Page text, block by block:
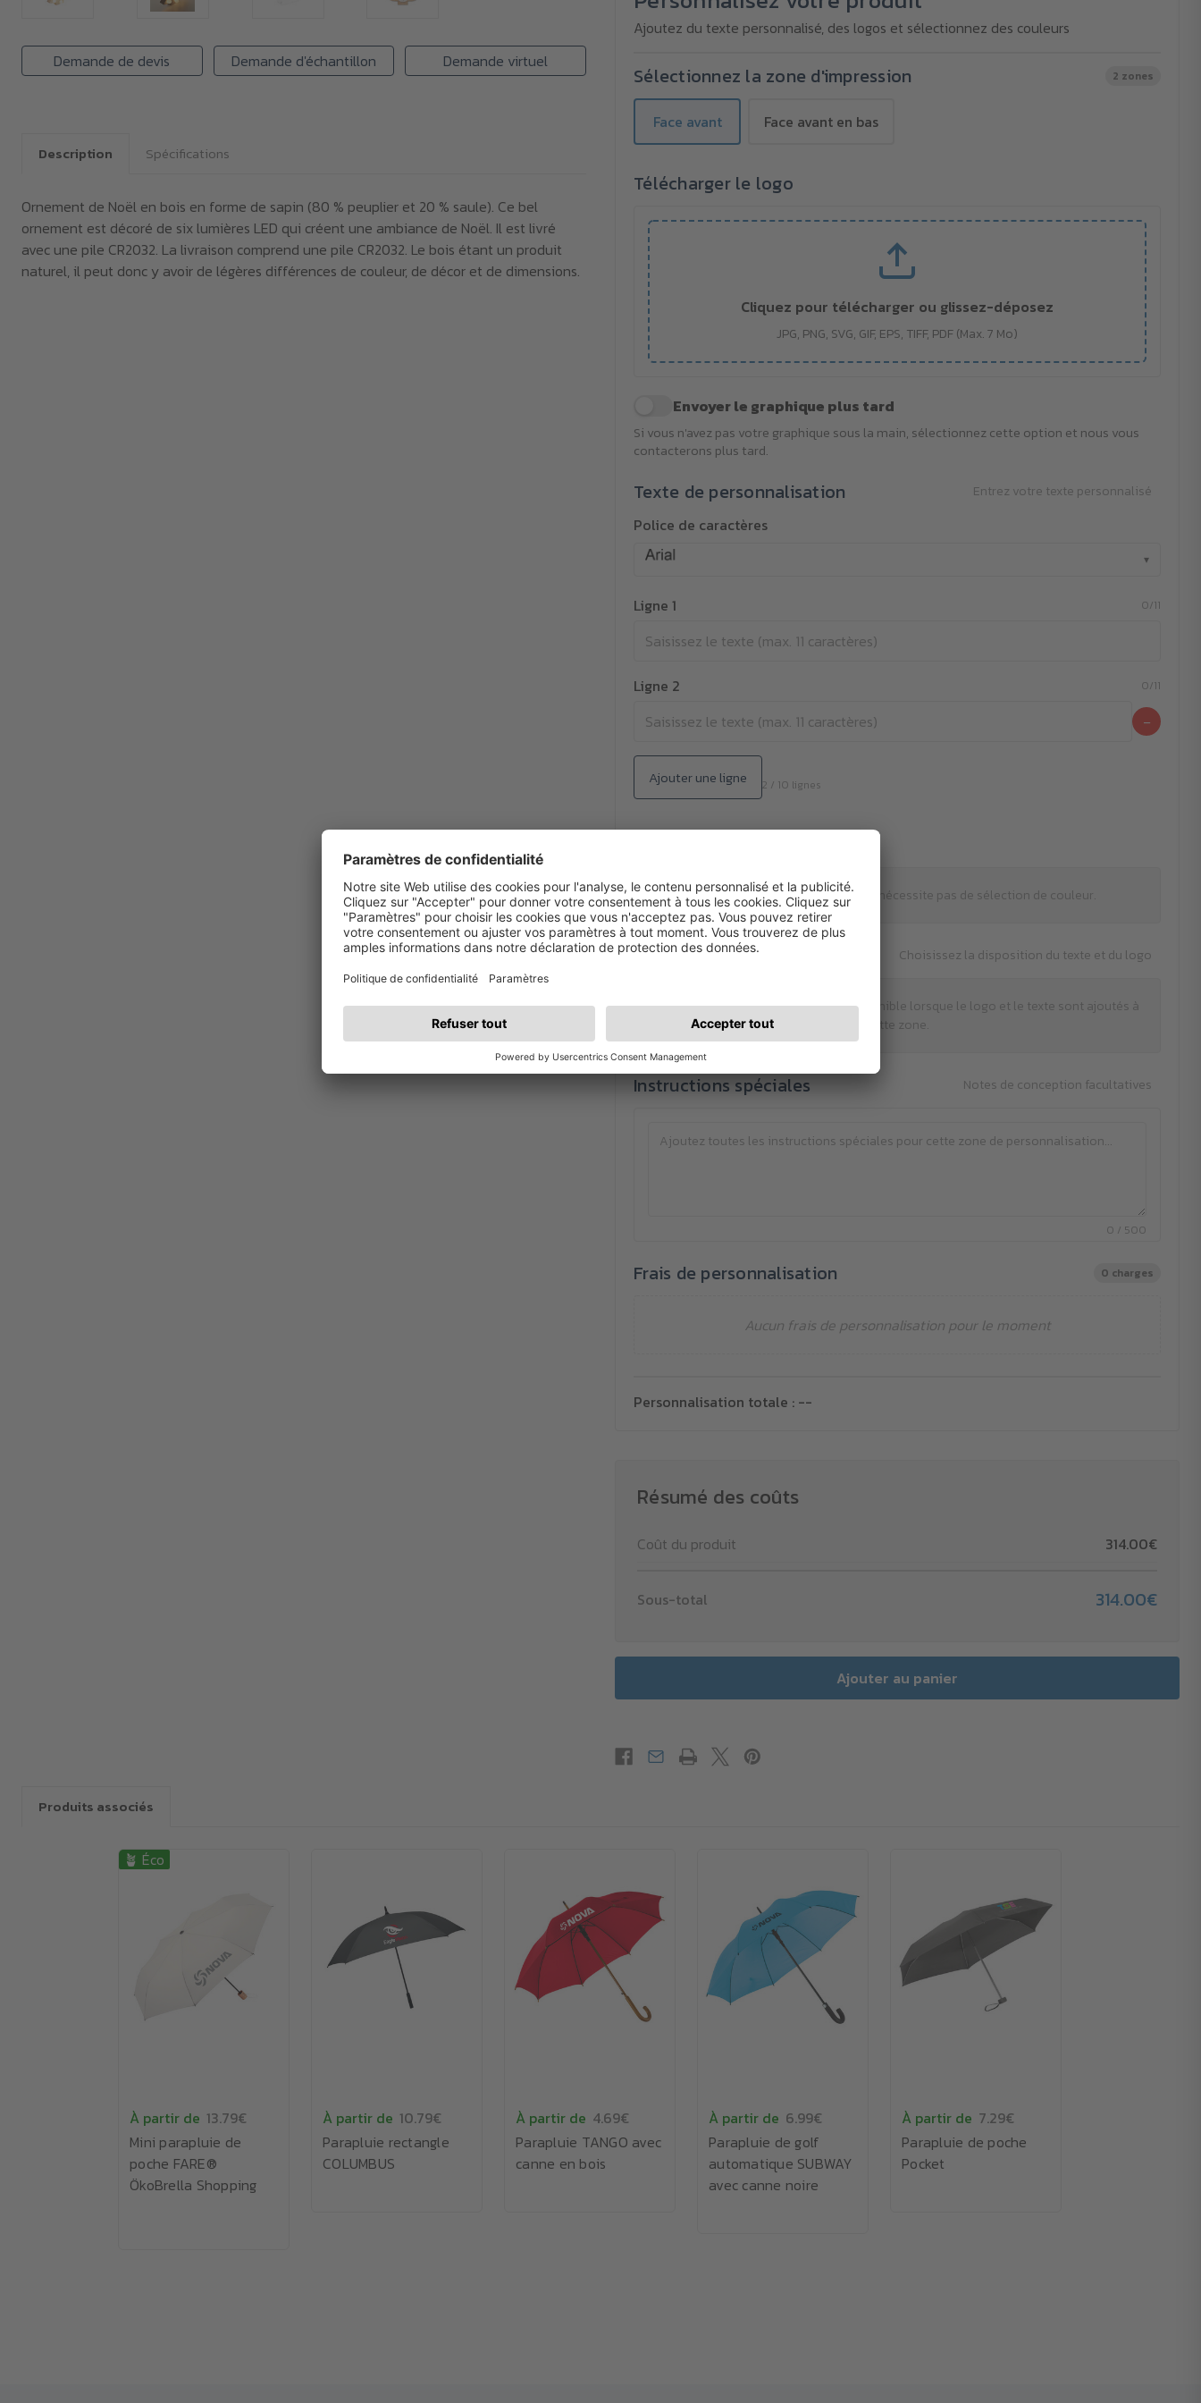
Demande de devis Demande d'échantillon Demande virtuel
bois
avec
lumière
bois
avec
lumière
Ajoutez du texte personnalisé, des logos et sélectionnez des couleurs
Sélectionnez la zone d'impression 2 zones
Face avant Face avant en bas
Télécharger le logo
Cliquez pour télécharger ou glissez-déposez
JPG, PNG, SVG, GIF, EPS, TIFF, PDF (Max. 7 Mo)
Envoyer le graphique plus tard
Si vous n'avez pas votre graphique sous la main, sélectionnez cette option et nous vous
contacterons plus tard.
Texte de personnalisation Entrez votre texte personnalisé
Police de caractères
▾
Ligne 1 0/11
Ligne 2 0/11
−
Ajouter une ligne 2 / 10 lignes
Cette méthode d'impression ne nécessite pas de sélection de couleur.
Disposition Choisissez la disposition du texte et du logo
La sélection de la disposition est disponible lorsque le logo et le texte sont ajoutés à
cette zone.
Instructions spéciales Notes de conception facultatives
0 / 500
Frais de personnalisation 0 charges
Aucun frais de personnalisation pour le moment
Personnalisation totale : --
Résumé des coûts
Coût du produit 314.00€
Sous-total 314.00€
Description Spécifications
Ornement de Noël en bois en forme de sapin (80 % peuplier et 20 % saule). Ce bel
ornement est décoré de six lumières LED qui créent une ambiance de Noël. Il est livré
avec une pile CR2032. La livraison comprend une pile CR2032. Le bois étant un produit
naturel, il peut donc y avoir de légères différences de couleur, de décor et de dimensions.
Produits associés
🪴 Éco
À partir de 13.79€
Mini parapluie de
poche FARE®
ÖkoBrella Shopping
À partir de 10.79€
Parapluie rectangle
COLUMBUS
À partir de 4.69€
Parapluie TANGO avec
canne en bois
À partir de 6.99€
Parapluie de golf
automatique SUBWAY
avec canne noire
À partir de 7.29€
Parapluie de poche
Pocket